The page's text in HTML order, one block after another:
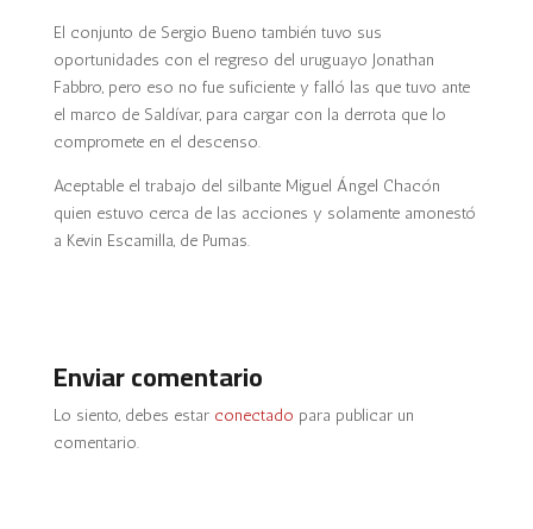
El conjunto de Sergio Bueno también tuvo sus
oportunidades con el regreso del uruguayo Jonathan
Fabbro, pero eso no fue suficiente y falló las que tuvo ante
el marco de Saldívar, para cargar con la derrota que lo
compromete en el descenso.
Aceptable el trabajo del silbante Miguel Ángel Chacón
quien estuvo cerca de las acciones y solamente amonestó
a Kevin Escamilla, de Pumas.
Enviar comentario
Lo siento, debes estar conectado para publicar un
comentario.